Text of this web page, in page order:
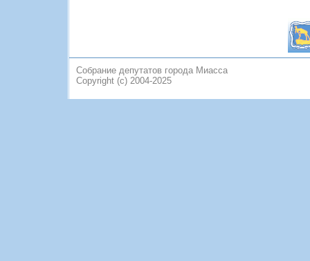
Собрание депутатов города Миасса
Copyright (c) 2004-2025